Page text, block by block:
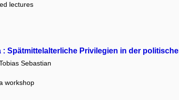
lectures
: Spätmittelalterliche Privilegien in der
Sebastian
workshop